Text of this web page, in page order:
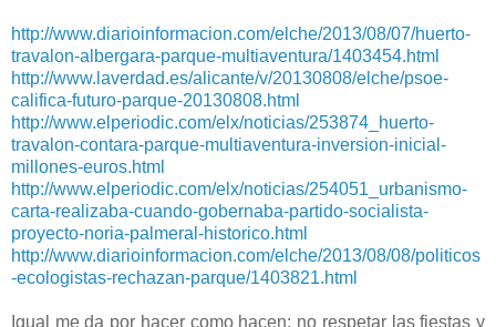
http://www.diarioinformacion.com/elche/2013/08/07/huerto-
travalon-albergara-parque-multiaventura/1403454.html
http://www.laverdad.es/alicante/v/20130808/elche/psoe-
califica-futuro-parque-20130808.html
http://www.elperiodic.com/elx/noticias/253874_huerto-
travalon-contara-parque-multiaventura-inversion-inicial-
millones-euros.html
http://www.elperiodic.com/elx/noticias/254051_urbanismo-
carta-realizaba-cuando-gobernaba-partido-socialista-
proyecto-noria-palmeral-historico.html
http://www.diarioinformacion.com/elche/2013/08/08/politicos
-ecologistas-rechazan-parque/1403821.html
Igual me da por hacer como hacen: no respetar las fiestas y